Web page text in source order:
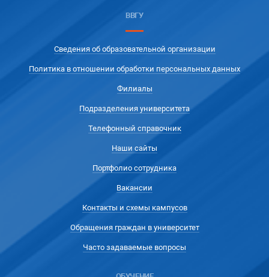
ВВГУ
Сведения об образовательной организации
Политика в отношении обработки персональных данных
Филиалы
Подразделения университета
Телефонный справочник
Наши сайты
Портфолио сотрудника
Вакансии
Контакты и схемы кампусов
Обращения граждан в университет
Часто задаваемые вопросы